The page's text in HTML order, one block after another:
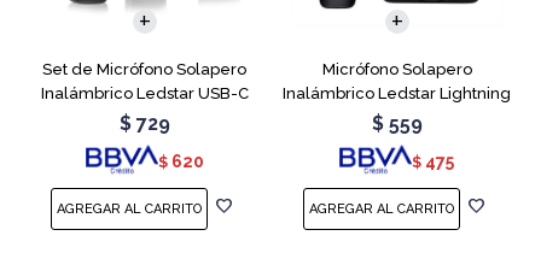
Set de Micrófono Solapero
Inalámbrico Ledstar USB-C
$ 729
$ 620
Micrófono Solapero
Inalámbrico Ledstar Lightning
$ 559
$ 475